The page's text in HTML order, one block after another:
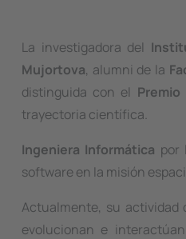
La investigadora del
Mujortova, alumni de la
distinguida con el
trayectoria científica.
Ingeniera Informática por
software en la misión
Actualmente, su
evolucionan e